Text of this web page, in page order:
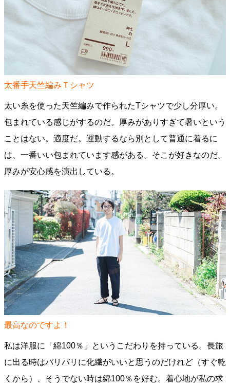
太番手天竺編みＴシャツ
太い糸を使った天竺編みで作られたTシャツで少し分厚い。
包まれている感じがするのだ。厚みがありすぎて暑いという
ことはない。適度だ。運動するなら別として普通に着るに
は、一番いい包まれています感がある。そこが好きなのだ。
厚みが安心感を演出している。
最高なのですよ！
私は洋服に「綿100％」というこだわりを持っている。長旅
に出る時はバリバリに化繊がいいと思うのだけれど（すぐ乾
くから）、そうでない時は綿100％を好む。着心地が私の求